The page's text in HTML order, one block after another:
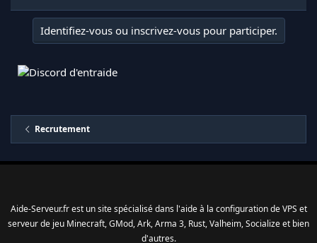
Identifiez-vous ou inscrivez-vous pour participer.
Recrutement
Aide-Serveur.fr est un site spécialisé dans l'aide à la configuration de VPS et
serveur de jeu Minecraft, GMod, Ark, Arma 3, Rust, Valheim, Socialize et bien
d'autres.